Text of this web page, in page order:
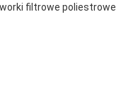
filtrowe poliestrowe